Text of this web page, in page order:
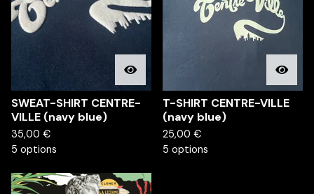
SWEAT-SHIRT CENTRE-
VILLE (navy blue)
35,00 €
5 options
T-SHIRT CENTRE-VILLE
(navy blue)
25,00 €
5 options